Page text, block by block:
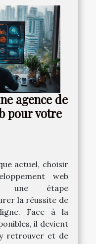
agence de
pour votre
actuel, choisir
web
une étape
la réussite de
Face à la
il devient
retrouver et de